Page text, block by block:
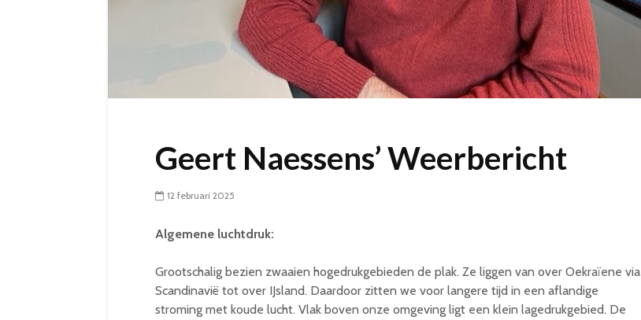
Geert Naessens’ Weerbericht
12 februari 2025
Algemene luchtdruk:
Grootschalig bezien zwaaien hogedrukgebieden de plak. Ze liggen van over Oekraïene via
Scandinavië tot over IJsland. Daardoor zitten we voor langere tijd in een aflandige
stroming met koude lucht. Vlak boven onze omgeving ligt een klein lagedrukgebied. De